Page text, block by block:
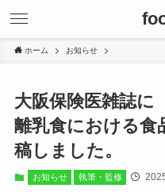
ホーム お知らせ
大阪保険医雑誌に
離乳食における食
稿しました。
お知らせ 執筆・監修